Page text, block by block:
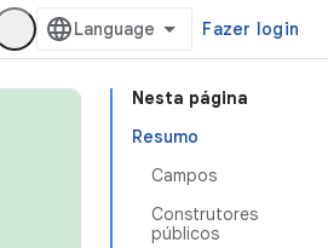
Fazer login
Nesta página
Resumo
Campos
Construtores
públicos